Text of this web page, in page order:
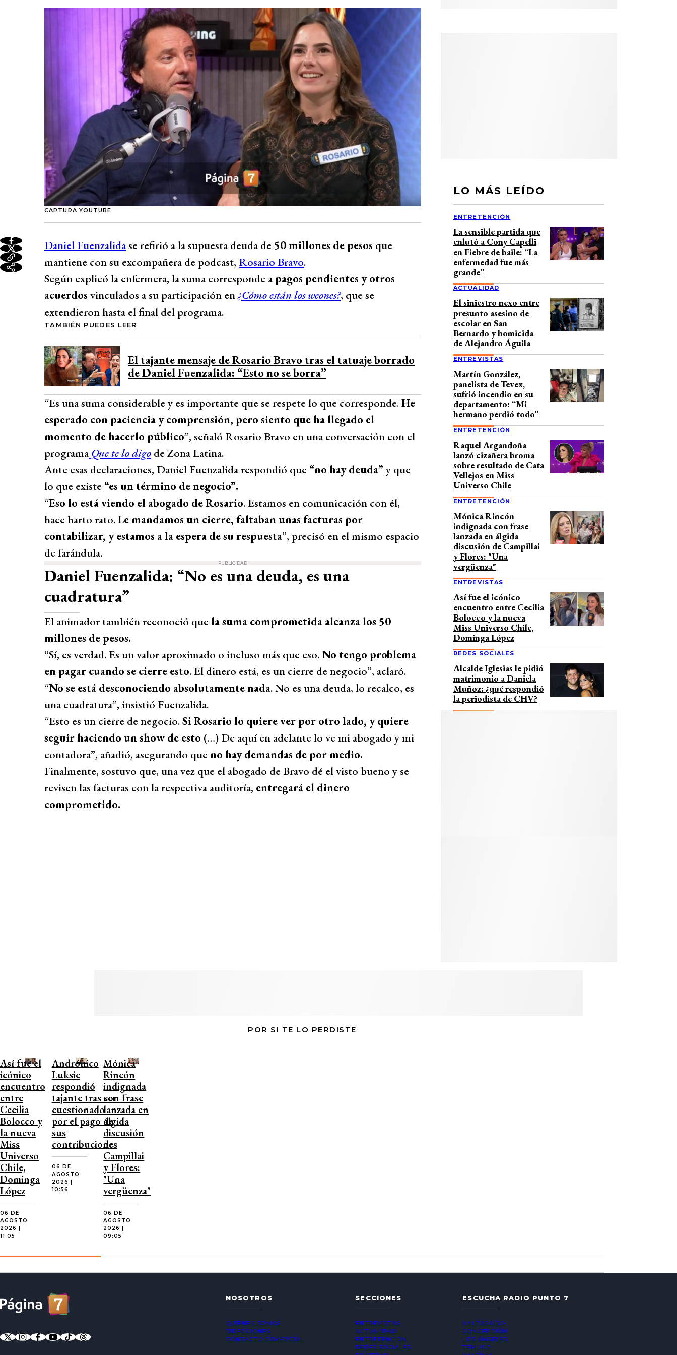
CAPTURA YOUTUBE
Daniel Fuenzalidase refirió a la supuesta deuda de 50 millones de pesos que
mantiene con su excompañera de podcast, Rosario Bravo.
Según explicó la enfermera, la suma corresponde apagos pendientes y otros
acuerdos vinculados a su participación en¿Cómo están los weones?, que se
extendieron hasta el final del programa.
TAMBIÉN PUEDES LEER
El tajante mensaje de Rosario Bravo tras el tatuaje borrado
de Daniel Fuenzalida: “Esto no se borra”
“Es una suma considerable y es importante que se respete lo que corresponde.He
esperado con paciencia y comprensión, pero siento que ha llegado el
momento de hacerlo público”, señaló Rosario Bravo en una conversación con el
programa Que te lo digo de Zona Latina.
Ante esas declaraciones, Daniel Fuenzalida respondió que “no hay deuda” y que
lo que existe “es un término de negocio”.
“Eso lo está viendo el abogado de Rosario. Estamos en comunicación con él,
hace harto rato.Le mandamos un cierre, faltaban unas facturas por
contabilizar, y estamos a la espera de su respuesta”, precisó en el mismo espacio
de farándula.
PUBLICIDAD
Daniel Fuenzalida: “No es una deuda, es una
cuadratura”
El animador también reconoció que la suma comprometida alcanza los 50
millones de pesos.
“Sí, es verdad. Es un valor aproximado o incluso más que eso.No tengo problema
en pagar cuando se cierre esto. El dinero está, es un cierre de negocio”, aclaró.
“No se está desconociendo absolutamente nada. No es una deuda, lo recalco, es
una cuadratura”, insistió Fuenzalida.
“Esto es un cierre de negocio.Si Rosario lo quiere ver por otro lado, y quiere
seguir haciendo un show de esto (…) De aquí en adelante lo ve mi abogado y mi
contadora”, añadió, asegurando que no hay demandas de por medio.
Finalmente, sostuvo que, una vez que el abogado de Bravo dé el visto bueno y se
revisen las facturas con la respectiva auditoría, entregará el dinero
comprometido.
LO MÁS LEÍDO
ENTRETENCIÓN
La sensible partida que
enlutó a Cony Capelli
en Fiebre de baile: “La
enfermedad fue más
grande”
ACTUALIDAD
El siniestro nexo entre
presunto asesino de
escolar en San
Bernardo y homicida
de Alejandro Águila
ENTREVISTAS
Martín González,
panelista de Tevex,
sufrió incendio en su
departamento: “Mi
hermano perdió todo”
ENTRETENCIÓN
Raquel Argandoña
lanzó cizañera broma
sobre resultado de Cata
Vellejos en Miss
Universo Chile
ENTRETENCIÓN
Mónica Rincón
indignada con frase
lanzada en álgida
discusión de Campillai
y Flores: "Una
vergüenza"
ENTREVISTAS
Así fue el icónico
encuentro entre Cecilia
Bolocco y la nueva
Miss Universo Chile,
Dominga López
REDES SOCIALES
Alcalde Iglesias le pidió
matrimonio a Daniela
Muñoz: ¿qué respondió
la periodista de CHV?
POR SI TE LO PERDISTE
Así fue el
icónico
encuentro
entre
Cecilia
Bolocco y
la nueva
Miss
Universo
Chile,
Dominga
López
06 DE
AGOSTO
2026 |
11:05
Andrónico
Luksic
respondió
tajante tras ser
cuestionado
por el pago de
sus
contribuciones
06 DE
AGOSTO
2026 |
10:56
Mónica
Rincón
indignada
con frase
lanzada en
álgida
discusión
de
Campillai
y Flores:
"Una
vergüenza"
06 DE
AGOSTO
2026 |
09:05
NOSOTROS
QUIÉNES SOMOS
DIRECCIONES
CONTACTO COMERCIAL
SECCIONES
ENTREVISTAS
ACTUALIDAD
ENTRETENCIÓN
REDES SOCIALES
ESCUCHA RADIO PUNTO 7
VALPARAÍSO
CONCEPCIÓN
LOS ÁNGELES
TEMUCO